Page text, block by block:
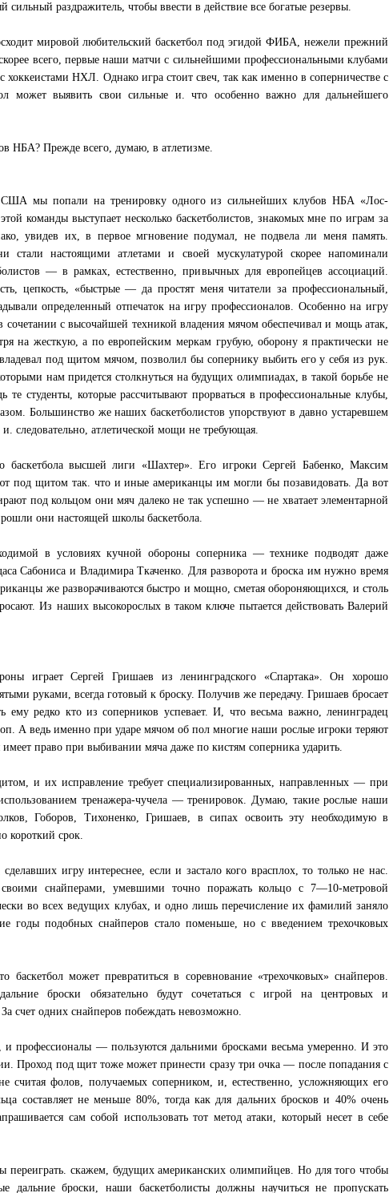
раздражитель, чтобы ввести в действие все богатые резервы.
мировой любительский баскетбол под эгидой ФИБА, нежели прежний
всего, первые наши матчи с сильнейшими профессиональными клубами
НХЛ. Однако игра стоит свеч, так как именно в соперничестве с
может выявить свои сильные и. что особенно важно для дальнейшего
НБА? Прежде всего, думаю, в атлетизме.
мы попали на тренировку одного из сильнейших клубов НБА «Лос-
команды выступает несколько баскетболистов, знакомых мне по играм за
увидев их, в первое мгновение подумал, не подвела ли меня память.
настоящими атлетами и своей мускулатурой скорее напоминали
— в рамках, естественно, привычных для европейцев ассоциаций.
цепкость, «быстрые — да простят меня читатели за профессиональный,
определенный отпечаток на игру профессионалов. Особенно на игру
с высочайшей техникой владения мячом обеспечивал и мощь атак,
на жесткую, а по европейским меркам грубую, оборону я практически не
под щитом мячом, позволил бы сопернику выбить его у себя из рук.
нам придется столкнуться на будущих олимпиадах, в такой борьбе не
студенты, которые рассчитывают прорваться в профессиональные клубы,
Большинство же наших баскетболистов упорствуют в давно устаревшем
следовательно, атлетической мощи не требующая.
высшей лиги «Шахтер». Его игроки Сергей Бабенко, Максим
под щитом так. что и иные американцы им могли бы позавидовать. Да вот
под кольцом они мяч далеко не так успешно — не хватает элементарной
они настоящей школы баскетбола.
в условиях кучной обороны соперника — технике подводят даже
Сабониса и Владимира Ткаченко. Для разворота и броска им нужно время
же разворачиваются быстро и мощно, сметая обороняющихся, и столь
Из наших высокорослых в таком ключе пытается действовать Валерий
играет Сергей Гришаев из ленинградского «Спартака». Он хорошо
руками, всегда готовый к броску. Получив же передачу. Гришаев бросает
ему редко кто из соперников успевает. И, что весьма важно, ленинградец
А ведь именно при ударе мячом об пол многие наши рослые игроки теряют
право при выбивании мяча даже по кистям соперника ударить.
и их исправление требует специализированных, направленных — при
тренажера-чучела — тренировок. Думаю, такие рослые наши
Гоборов, Тихоненко, Гришаев, в сипах освоить эту необходимую в
короткий срок.
игру интереснее, если и застало кого врасплох, то только не нас.
своими снайперами, умевшими точно поражать кольцо с 7—10-метровой
во всех ведущих клубах, и одно лишь перечисление их фамилий заняло
годы подобных снайперов стало поменьше, но с введением трехочковых
баскетбол может превратиться в соревнование «трехочковых» снайперов.
броски обязательно будут сочетаться с игрой на центровых и
счет одних снайперов побеждать невозможно.
профессионалы — пользуются дальними бросками весьма умеренно. И это
Проход под щит тоже может принести сразу три очка — после попадания с
фолов, получаемых соперником, и, естественно, усложняющих его
составляет не меньше 80%, тогда как для дальних бросков и 40% очень
сам собой использовать тот метод атаки, который несет в себе
скажем, будущих американских олимпийцев. Но для того чтобы
дальние броски, наши баскетболисты должны научиться не пропускать